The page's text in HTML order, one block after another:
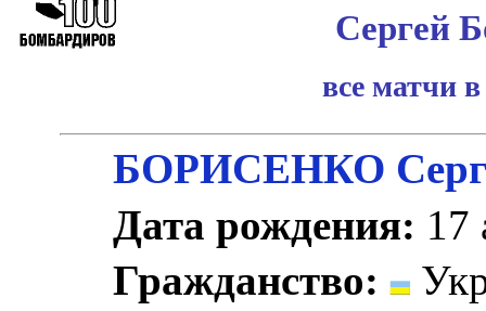
Сергей
все матчи
БОРИСЕНКО
Дата рождения: 17
Гражданство: